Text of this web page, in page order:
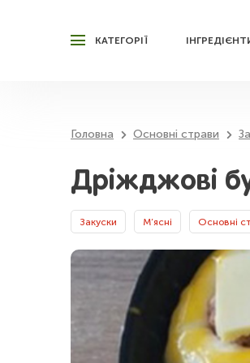
КАТЕГОРІЇ
Головна Основні страви
Дріжджові
Закуски М’ясні Основні